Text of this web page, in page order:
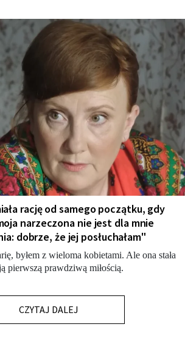
rację od samego początku, gdy
narzeczona nie jest dla mnie
dobrze, że jej posłuchałam"
byłem z wieloma kobietami. Ale ona stała
pierwszą prawdziwą miłością.
CZYTAJ DALEJ